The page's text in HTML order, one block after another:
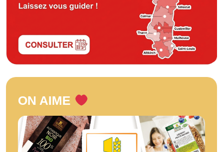
ON AIME